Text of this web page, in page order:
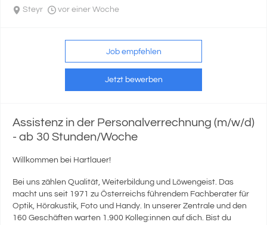
Steyr vor einer Woche
Job empfehlen
Jetzt bewerben
Assistenz in der Personalverrechnung (m/w/d)
- ab 30 Stunden/Woche
Willkommen bei Hartlauer!
Bei uns zählen Qualität, Weiterbildung und Löwengeist. Das
macht uns seit 1971 zu Österreichs führendem Fachberater für
Optik, Hörakustik, Foto und Handy. In unserer Zentrale und den
160 Geschäften warten 1.900 Kolleg:innen auf dich. Bist du